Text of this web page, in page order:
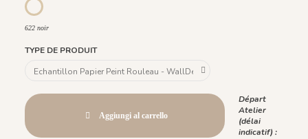
622 noir
622 noir
TYPE DE PRODUIT
Aggiungi al carrello
Départ
Atelier
(délai
indicatif) :